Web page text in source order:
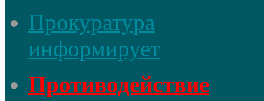
Прокуратура
информирует
Противодействие